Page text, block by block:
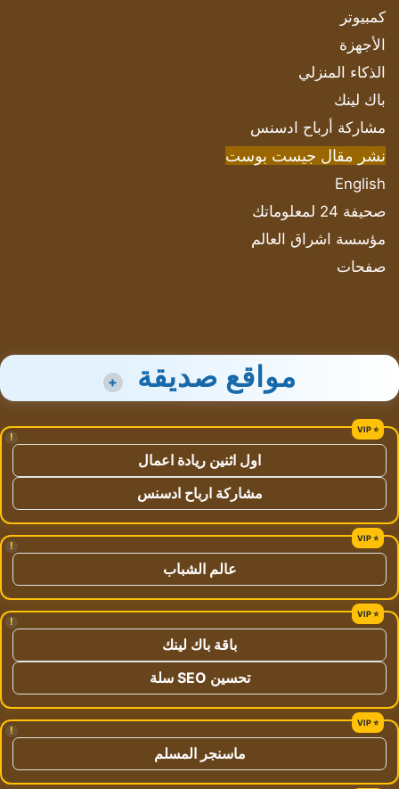
كمبيوتر
الأجهزة
الذكاء المنزلي
باك لينك
مشاركة أرباح ادسنس
نشر مقال جيست بوست
English
صحيفة 24 لمعلوماتك
مؤسسة اشراق العالم
صفحات
مواقع صديقة +
!
اول اثنين ريادة اعمال
مشاركة ارباح ادسنس
!
عالم الشباب
!
باقة باك لينك
تحسين SEO سلة
!
ماسنجر المسلم